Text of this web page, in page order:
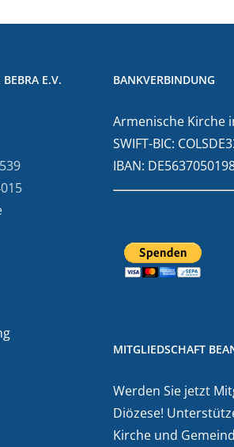
E.V. BANKVERBINDUNG
Armenische Kirche
SWIFT-BIC:
IBAN:
MITGLIEDSCHAFT
Werden Sie jetzt
Diözese!
Kirche und